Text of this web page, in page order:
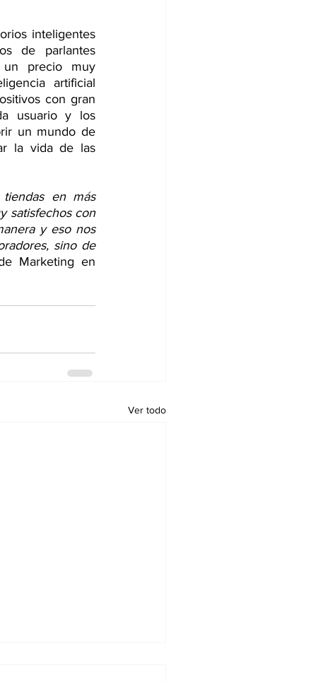
inteligentes
de parlantes
un precio muy
artificial
con gran
usuario y los
un mundo de
la vida de las
en más
satisfechos con
y eso nos
sino de
Marketing en
Ver todo